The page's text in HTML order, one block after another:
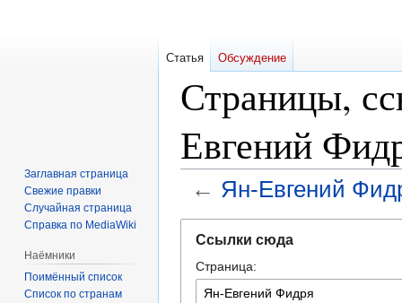
Страницы,
Евгений
← Ян-Евгений
навигации
поиску
Ссылки сюда
Страница:
Статья Обсуждение
Заглавная страница
Свежие правки
Случайная страница
Справка по MediaWiki
Наёмники
Поимённый список
Список по странам